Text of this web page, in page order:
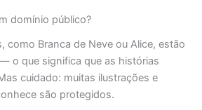
domínio público?
como Branca de Neve ou Alice, estão
o que significa que as histórias
cuidado: muitas ilustrações e
são protegidos.